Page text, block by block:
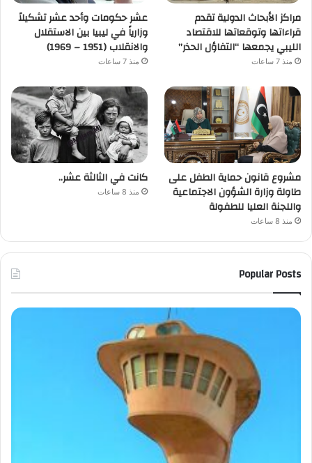
مراكز الأبحاث الدولية تقدم
قراءاتها وتوقعاتها للاقتصاد
الليبي يجمعها “التفاؤل الحذر”
منذ 7 ساعات
عشر حكومات وأحد عشر تشكيلاً
وزارياً في ليبيا بين الاستقلال
والانقلاب (1951 – 1969)
منذ 7 ساعات
مشروع قانون حماية الطفل على
طاولة وزارة الشؤون الاجتماعية
واللجنة العليا للطفولة
منذ 8 ساعات
كانت في الثالثة عشر..
منذ 8 ساعات
Popular Posts